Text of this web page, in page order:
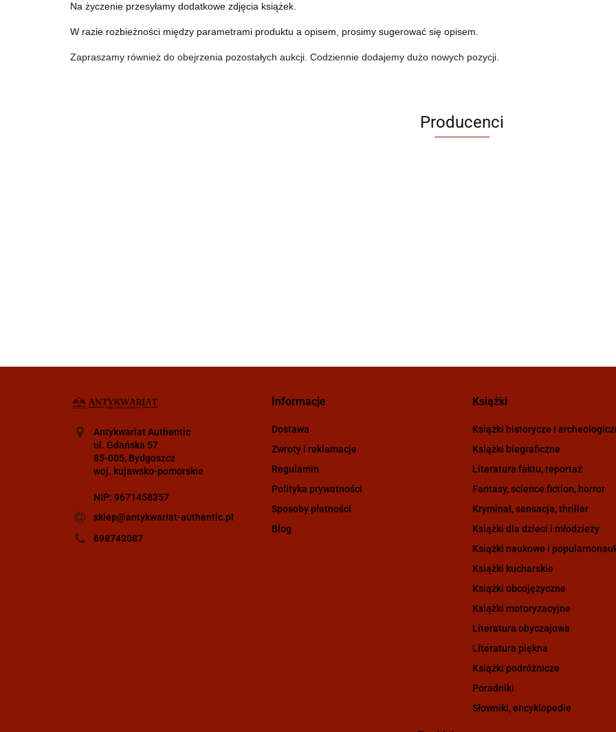
Na życzenie przesyłamy dodatkowe zdjęcia książek.
W razie rozbieżności między parametrami produktu a opisem, prosimy sugerować się opisem.
Zapraszamy również do obejrzenia pozostałych aukcji. Codziennie dodajemy dużo nowych pozycji.
Producenci
Antykwariat Authentic
ul. Gdańska 57
85-005, Bydgoszcz
woj. kujawsko-pomorskie
NIP: 9671458357
sklep@antykwariat-authentic.pl
698743087
Informacje
Dostawa
Zwroty i reklamacje
Regulamin
Polityka prywatności
Sposoby płatności
Blog
Książki
Książki historycze i
Książki biegraficzne
Literatura faktu, reportaż
Fantasy, science fiction, horror
Kryminał, sensacja, thriller
Książki dla dzieci i młodzieży
Książki naukowe i
Książki kucharskie
Książki obcojęzyczne
Książki motoryzacyjne
Literatura obyczajowa
Literatura piękna
Książki podróżnicze
Poradniki
Słowniki, encyklopedie